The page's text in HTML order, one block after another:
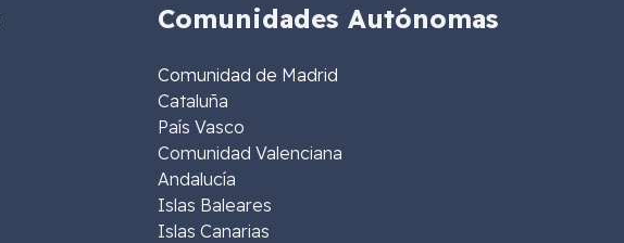
Comunidades Autónomas
Comunidad de Madrid
Cataluña
País Vasco
Comunidad Valenciana
Andalucía
Islas Baleares
Islas Canarias